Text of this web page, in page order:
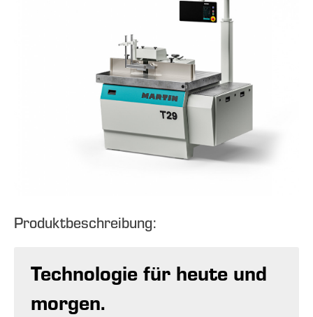
Produktbeschreibung:
Technologie für heute und
morgen.